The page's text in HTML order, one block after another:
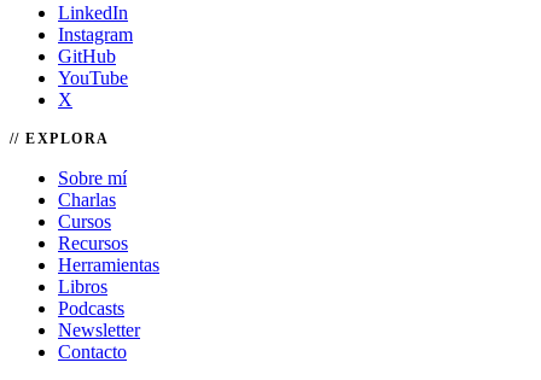
LinkedIn
Instagram
GitHub
YouTube
X
EXPLORA
Sobre mí
Charlas
Cursos
Recursos
Herramientas
Libros
Podcasts
Newsletter
Contacto